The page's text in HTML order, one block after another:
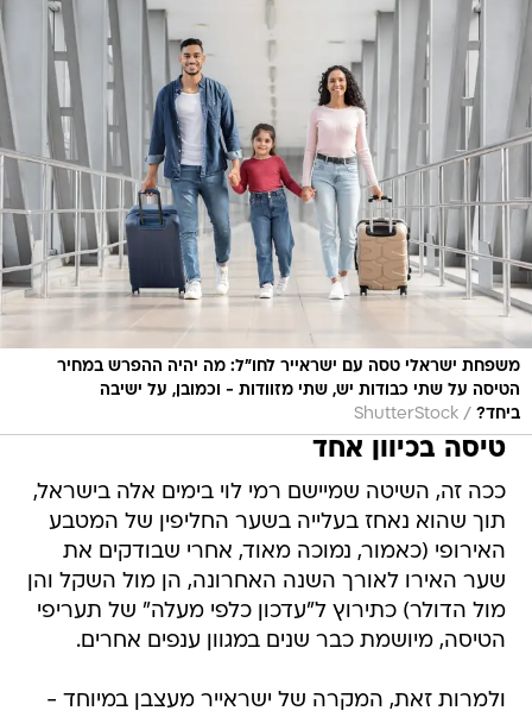
משפחת ישראלי טסה עם ישראייר לחו"ל: מה יהיה ההפרש במחיר
הטיסה על שתי כבודות יש, שתי מזוודות - וכמובן, על ישיבה
ביחד? /
ShutterStock
טיסה בכיוון אחד
ככה זה, השיטה שמיישם רמי לוי בימים אלה בישראל,
תוך שהוא נאחז בעלייה בשער החליפין של המטבע
האירופי (כאמור, נמוכה מאוד, אחרי שבודקים את
שער האירו לאורך השנה האחרונה, הן מול השקל והן
מול הדולר) כתירוץ ל"עדכון כלפי מעלה" של תעריפי
הטיסה, מיושמת כבר שנים במגוון ענפים אחרים.
ולמרות זאת, המקרה של ישראייר מעצבן במיוחד -